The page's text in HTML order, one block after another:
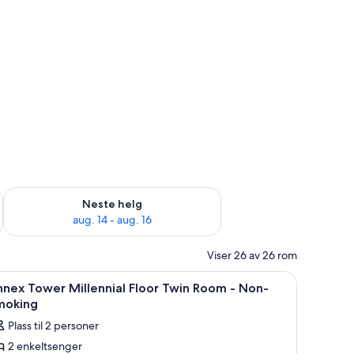
7 - aug. 9
Neste helg
aug. 14 - aug. 16
Sjekk tilgjengelighet for neste helg, aug. 14 - aug. 16
Viser 26 av 26 rom
PC og strykejern/-brett Safe på rommet, skrivebord for bærbar PC
10
Tower Millennial Floor Twin Room - Non-
Plass til 2 personer
2 enkeltsenger